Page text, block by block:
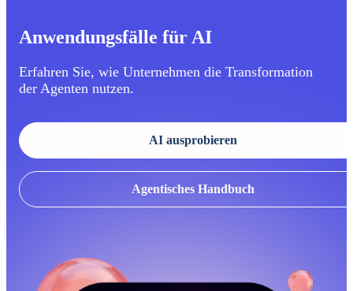
Anwendungsfälle für AI
Erfahren Sie, wie Unternehmen die Transformation
der Agenten nutzen.
AI ausprobieren
Agentisches Handbuch